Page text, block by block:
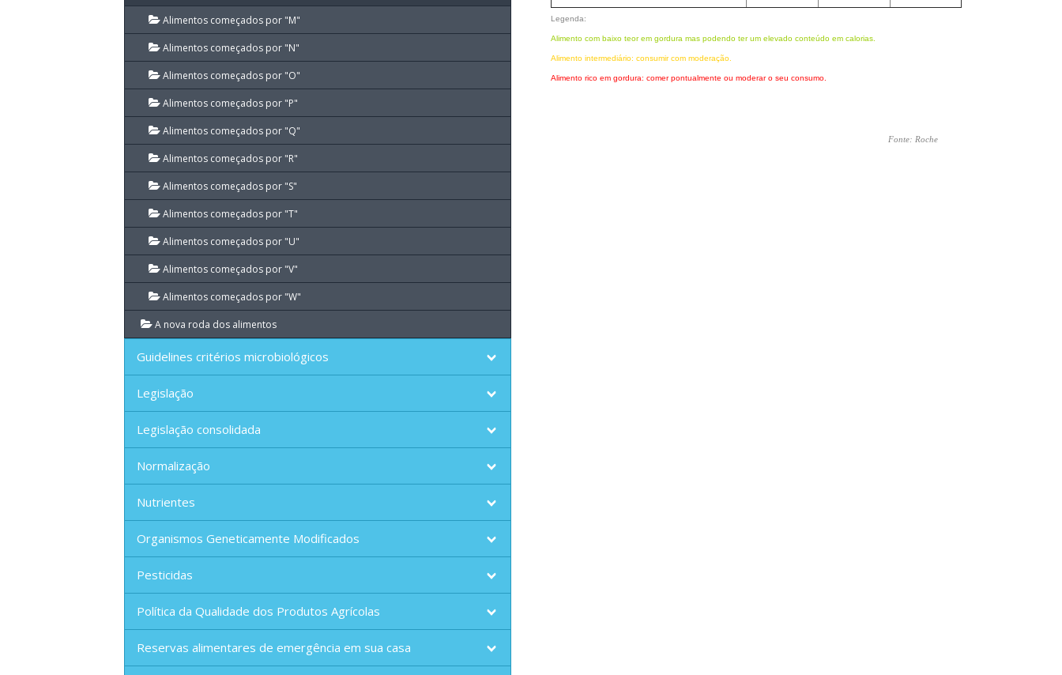
Legenda:
Alimento com baixo teor em gordura mas podendo ter um elevado conteúdo em calorias.
Alimento intermediário: consumir com moderação.
Alimento rico em gordura: comer pontualmente ou moderar o seu consumo.
Fonte: Roche
Alimentos começados por "M"
Alimentos começados por "N"
Alimentos começados por "O"
Alimentos começados por "P"
Alimentos começados por "Q"
Alimentos começados por "R"
Alimentos começados por "S"
Alimentos começados por "T"
Alimentos começados por "U"
Alimentos começados por "V"
Alimentos começados por "W"
A nova roda dos alimentos
Guidelines critérios microbiológicos
Legislação
Legislação consolidada
Normalização
Nutrientes
Organismos Geneticamente Modificados
Pesticidas
Política da Qualidade dos Produtos Agrícolas
Reservas alimentares de emergência em sua casa